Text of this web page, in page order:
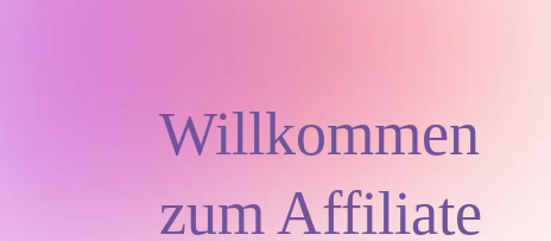
Willkommen
zum Affiliate